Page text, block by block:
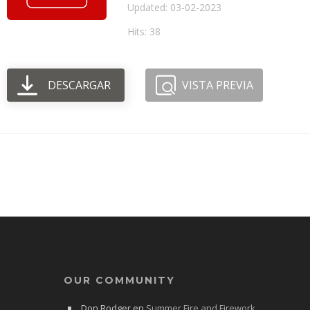
Updated: 03-02-2023
Hits: 38
DESCARGAR VISTA PREVIA
OUR COMMUNITY